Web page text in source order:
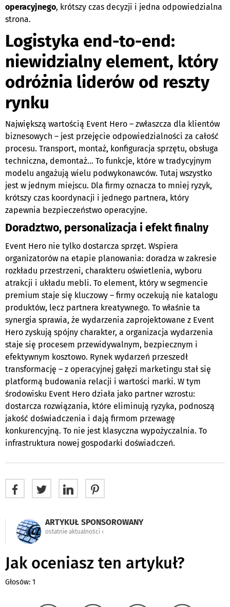
operacyjnego, krótszy czas decyzji i jedna odpowiedzialna
strona.
Logistyka end-to-end:
niewidzialny element, który
odróżnia liderów od reszty
rynku
Największą wartością Event Hero – zwłaszcza dla klientów
biznesowych – jest przejęcie odpowiedzialności za całość
procesu. Transport, montaż, konfiguracja sprzętu, obsługa
techniczna, demontaż… To funkcje, które w tradycyjnym
modelu angażują wielu podwykonawców. Tutaj wszystko
jest w jednym miejscu. Dla firmy oznacza to mniej ryzyk,
krótszy czas koordynacji i jednego partnera, który
zapewnia bezpieczeństwo operacyjne.
Doradztwo, personalizacja i efekt finalny
Event Hero nie tylko dostarcza sprzęt. Wspiera
organizatorów na etapie planowania: doradza w zakresie
rozkładu przestrzeni, charakteru oświetlenia, wyboru
atrakcji i układu mebli. To element, który w segmencie
premium staje się kluczowy – firmy oczekują nie katalogu
produktów, lecz partnera kreatywnego. To właśnie ta
synergia sprawia, że wydarzenia zaprojektowane z Event
Hero zyskują spójny charakter, a organizacja wydarzenia
staje się procesem przewidywalnym, bezpiecznym i
efektywnym kosztowo. Rynek wydarzeń przeszedł
transformację – z operacyjnej gałęzi marketingu stał się
platformą budowania relacji i wartości marki. W tym
środowisku Event Hero działa jako partner wzrostu:
dostarcza rozwiązania, które eliminują ryzyka, podnoszą
jakość doświadczenia i dają firmom przewagę
konkurencyjną. To nie jest klasyczna wypożyczalnia. To
infrastruktura nowej gospodarki doświadczeń.
ARTYKUŁ SPONSOROWANY
ostatnie aktualności ‹
Jak oceniasz ten artykuł?
Głosów: 1